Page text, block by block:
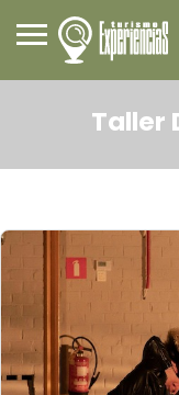
Taller